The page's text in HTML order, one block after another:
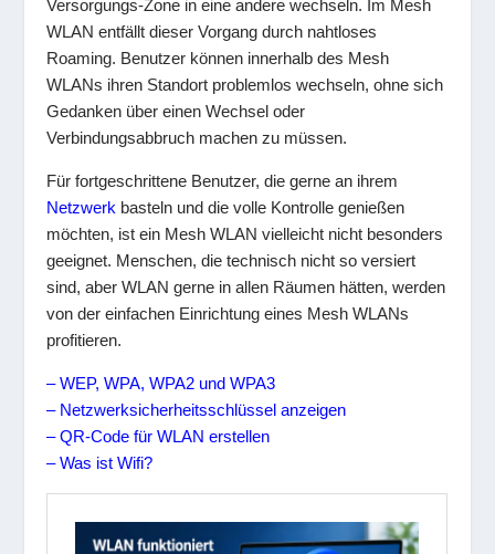
Versorgungs-Zone in eine andere wechseln. Im Mesh
WLAN entfällt dieser Vorgang durch nahtloses
Roaming. Benutzer können innerhalb des Mesh
WLANs ihren Standort problemlos wechseln, ohne sich
Gedanken über einen Wechsel oder
Verbindungsabbruch machen zu müssen.
Für fortgeschrittene Benutzer, die gerne an ihrem
Netzwerk basteln und die volle Kontrolle genießen
möchten, ist ein Mesh WLAN vielleicht nicht besonders
geeignet. Menschen, die technisch nicht so versiert
sind, aber WLAN gerne in allen Räumen hätten, werden
von der einfachen Einrichtung eines Mesh WLANs
profitieren.
– WEP, WPA, WPA2 und WPA3
– Netzwerksicherheitsschlüssel anzeigen
– QR-Code für WLAN erstellen
– Was ist Wifi?